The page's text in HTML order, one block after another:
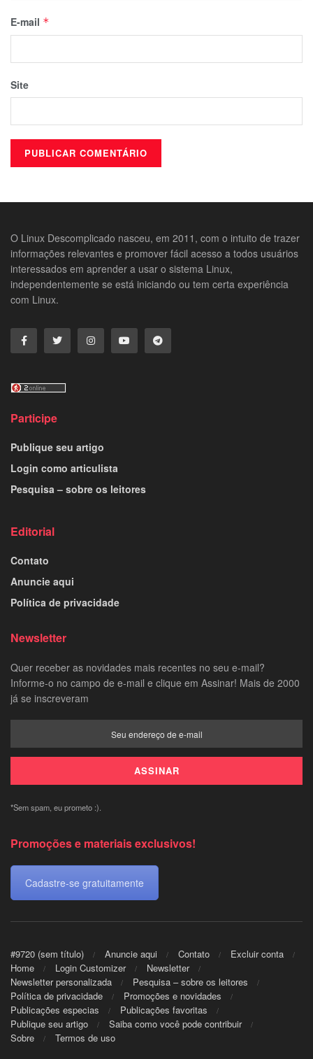
E-mail *
Site
O Linux Descomplicado nasceu, em 2011, com o intuito de trazer
informações relevantes e promover fácil acesso a todos usuários
interessados em aprender a usar o sistema Linux,
independentemente se está iniciando ou tem certa experiência
com Linux.
Participe
Publique seu artigo
Login como articulista
Pesquisa – sobre os leitores
Editorial
Contato
Anuncie aqui
Política de privacidade
Newsletter
Quer receber as novidades mais recentes no seu e-mail?
Informe-o no campo de e-mail e clique em Assinar! Mais de 2000
já se inscreveram
*Sem spam, eu prometo :).
Promoções e materiais exclusivos!
Cadastre-se gratuitamente
#9720 (sem título) Anuncie aqui Contato
Excluir conta
Home
Login Customizer
Newsletter
Newsletter personalizada
Pesquisa – sobre os leitores
Política de privacidade
Promoções e novidades
Publicações especias
Publicações favoritas
Publique seu artigo
Saiba como você pode contribuir
Sobre
Termos de uso